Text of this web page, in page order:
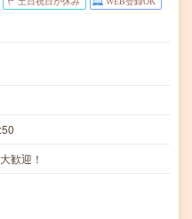
歓迎！